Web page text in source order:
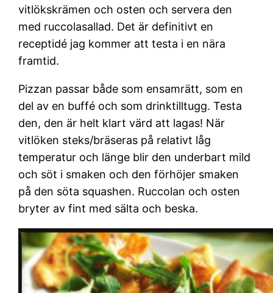
vitlökskrämen och osten och servera den
med ruccolasallad. Det är definitivt en
receptidé jag kommer att testa i en nära
framtid.
Pizzan passar både som ensamrätt, som en
del av en buffé och som drinktilltugg. Testa
den, den är helt klart värd att lagas! När
vitlöken steks/bräseras på relativt låg
temperatur och länge blir den underbart mild
och söt i smaken och den förhöjer smaken
på den söta squashen. Ruccolan och osten
bryter av fint med sälta och beska.